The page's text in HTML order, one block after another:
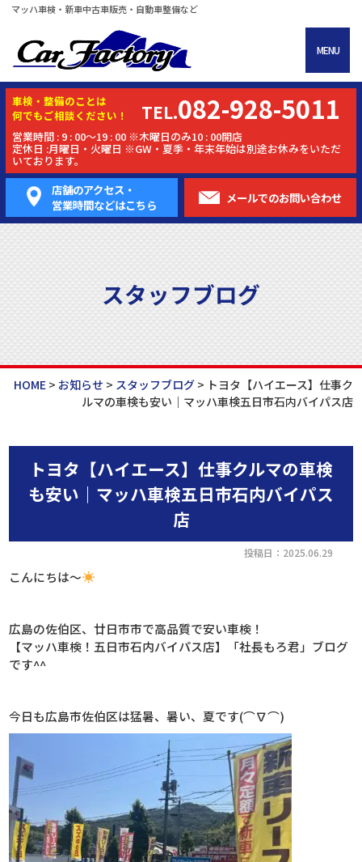
マッハ車検・新車中古車販売・自動車整備など
MENU
車検・ 整備のことは
何でもご相談ください！
TEL.082-928-5011
営業時間 : 9 : 00～19 : 00 ※木曜日のみ10 : 00開店
定休日 :月曜日・火曜日 ※GW・夏季・年末年始は別途お休みをいただ
いております。
店舗のアクセス・
営業時間などはこちら
メールでのお問い合わせ
スタッフブログ
HOME> お知らせ > スタッフブログ> トヨタ【ハイエース】仕事ク
ルマの車検も安い｜マッハ車検五日市石内バイパス店
トヨタ【ハイエース】仕事クルマの車検
も安い｜マッハ車検五日市石内バイパス
店
投稿日：2025.06.29
こんにちは～
広島の佐伯区、廿日市市で高品質で安い車検！
【マッハ車検！五日市石内バイパス店】「社長もろ君」ブログ
です^^
今日も広島市佐伯区は猛暑、暑い、夏です(⌒∇⌒)